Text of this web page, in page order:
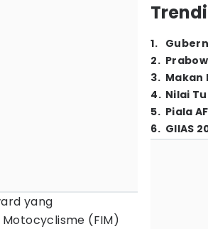
yang
(FIM)
1.
2.
3. Makan
4. Nilai
5. Piala
6. GIIAS